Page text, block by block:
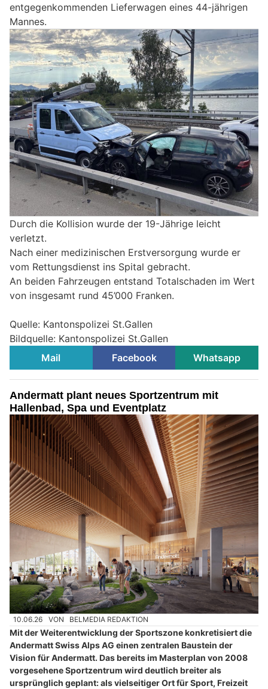
entgegenkommenden Lieferwagen eines 44-jährigen
Mannes.
Durch die Kollision wurde der 19-Jährige leicht
verletzt.
Nach einer medizinischen Erstversorgung wurde er
vom Rettungsdienst ins Spital gebracht.
An beiden Fahrzeugen entstand Totalschaden im Wert
von insgesamt rund 45’000 Franken.
Quelle: Kantonspolizei St.Gallen
Bildquelle: Kantonspolizei St.Gallen
Mail
Facebook Whatsapp
Andermatt plant neues Sportzentrum mit
Hallenbad, Spa und Eventplatz
10.06.26 VON BELMEDIA REDAKTION
Mit der Weiterentwicklung der Sportszone konkretisiert die
Andermatt Swiss Alps AG einen zentralen Baustein der
Vision für Andermatt. Das bereits im Masterplan von 2008
vorgesehene Sportzentrum wird deutlich breiter als
ursprünglich geplant: als vielseitiger Ort für Sport, Freizeit